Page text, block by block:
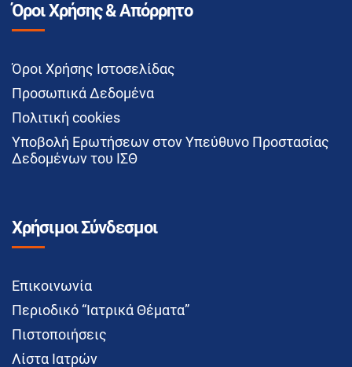
Όροι Χρήσης & Απόρρητο
Όροι Χρήσης Ιστοσελίδας
Προσωπικά Δεδομένα
Πολιτική cookies
Υποβολή Ερωτήσεων στον Υπεύθυνο Προστασίας
Δεδομένων του ΙΣΘ
Χρήσιμοι Σύνδεσμοι
Επικοινωνία
Περιοδικό “Ιατρικά Θέματα”
Πιστοποιήσεις
Λίστα Ιατρών